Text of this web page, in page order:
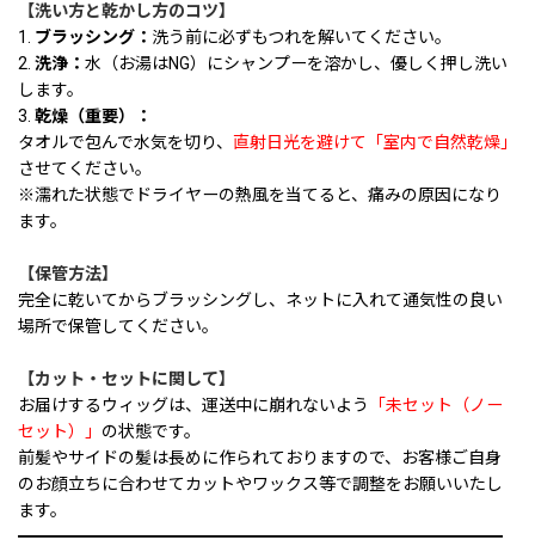
【洗い方と乾かし方のコツ】
1. ブラッシング： 洗う前に必ずもつれを解いてください。
2. 洗浄： 水（お湯はNG）にシャンプーを溶かし、優しく押し洗い
します。
3. 乾燥（重要）：
タオルで包んで水気を切り、 直射日光を避けて「室内で自然乾燥」
させてください。
※濡れた状態でドライヤーの熱風を当てると、痛みの原因になり
ます。
【保管方法】
完全に乾いてからブラッシングし、ネットに入れて通気性の良い
場所で保管してください。
【カット・セットに関して】
お届けするウィッグは、運送中に崩れないよう
「未セット（ノー
セット）」 の状態です。
前髪やサイドの髪は長めに作られておりますので、お客様ご自身
のお顔立ちに合わせてカットやワックス等で調整をお願いいたし
ます。
━━━━━━━━━━━━━━━━━━━━━━━━━━━━━